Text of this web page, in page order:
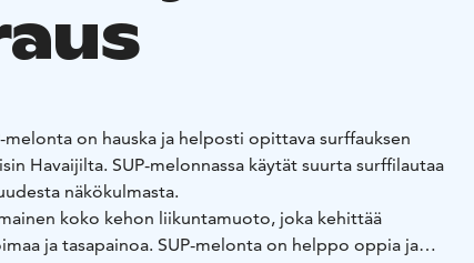
melonta on hauska ja helposti opittava surffauksen
Havaijilta. SUP-melonnassa käytät suurta surffilautaa
näkökulmasta.
koko kehon liikuntamuoto, joka kehittää
ja tasapainoa. SUP-melonta on helppo oppia ja